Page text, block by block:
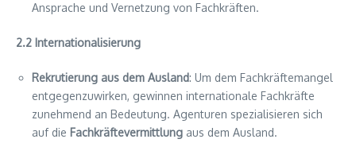
Ansprache und Vernetzung von Fachkräften.
2.2 Internationalisierung
Rekrutierung aus dem Ausland: Um dem Fachkräftemangel
entgegenzuwirken, gewinnen internationale Fachkräfte
zunehmend an Bedeutung. Agenturen spezialisieren sich
auf die Fachkräftevermittlung aus dem Ausland.